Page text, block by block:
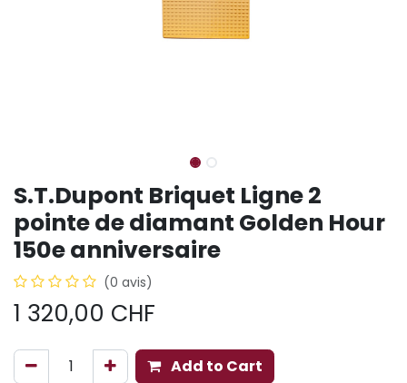
S.T.Dupont Briquet Ligne 2
pointe de diamant Golden Hour
150e anniversaire
(0 avis)
1 320,00 CHF
Add to Cart